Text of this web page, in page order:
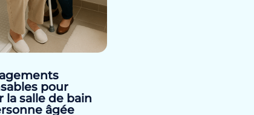
pour
la salle de bain
âgée